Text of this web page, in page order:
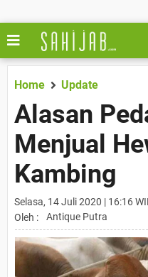
Home Update
Alasan
Menjual
Kambing
Selasa, 14 Juli 2020 | 16:16
Oleh :
Antique Putra